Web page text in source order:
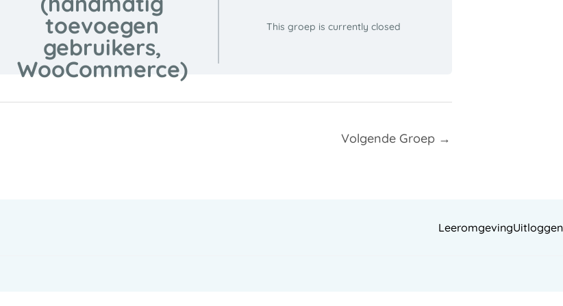
toevoegen
gebruikers,
WooCommerce)
This groep is currently closed
Volgende Groep →
LeeromgevingUitloggen